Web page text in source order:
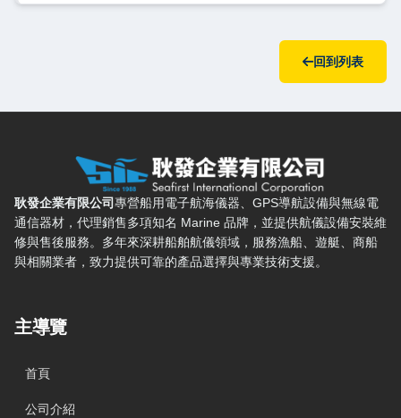
回到列表
耿發企業有限公司 — 網站概要、主導覽與聯絡方式
耿發企業有限公司專營船用電子航海儀器、GPS導航設備與無線電
通信器材，代理銷售多項知名 Marine 品牌，並提供航儀設備安裝維
修與售後服務。多年來深耕船舶航儀領域，服務漁船、遊艇、商船
與相關業者，致力提供可靠的產品選擇與專業技術支援。
主導覽
首頁
公司介紹